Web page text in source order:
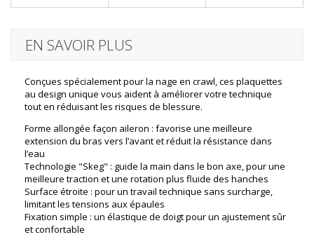
EN SAVOIR PLUS
Conçues spécialement pour la nage en crawl, ces plaquettes
au design unique vous aident à améliorer votre technique
tout en réduisant les risques de blessure.
Forme allongée façon aileron : favorise une meilleure
extension du bras vers l’avant et réduit la résistance dans
l’eau
Technologie "Skeg" : guide la main dans le bon axe, pour une
meilleure traction et une rotation plus fluide des hanches
Surface étroite : pour un travail technique sans surcharge,
limitant les tensions aux épaules
Fixation simple : un élastique de doigt pour un ajustement sûr
et confortable